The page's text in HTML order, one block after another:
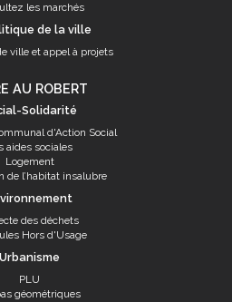
les marchés
de la ville
ville et appel à projets
AU ROBERT
Solidarité
d'Action Social
aides sociales
Logement
de l’habitat insalubre
des déchets
Hors d'Usage
Urbanisme
PLU
géométriques